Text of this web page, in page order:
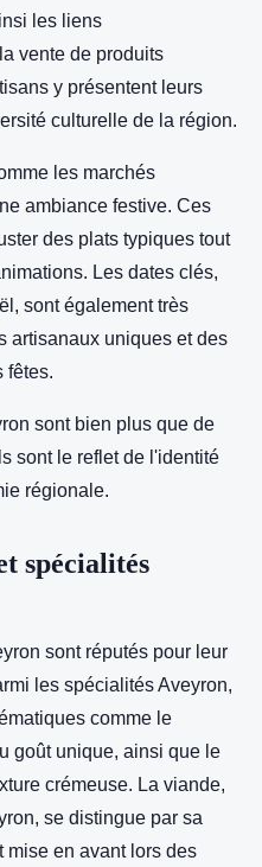
les liens
vente de produits
y présentent leurs
culturelle de la région.
les marchés
ambiance festive. Ces
des plats typiques tout
Les dates clés,
sont également très
artisanaux uniques et des
fêtes.
sont bien plus que de
sont le reflet de l'identité
régionale.
spécialités
sont réputés pour leur
les spécialités Aveyron,
comme le
goût unique, ainsi que le
crémeuse. La viande,
se distingue par sa
mise en avant lors des